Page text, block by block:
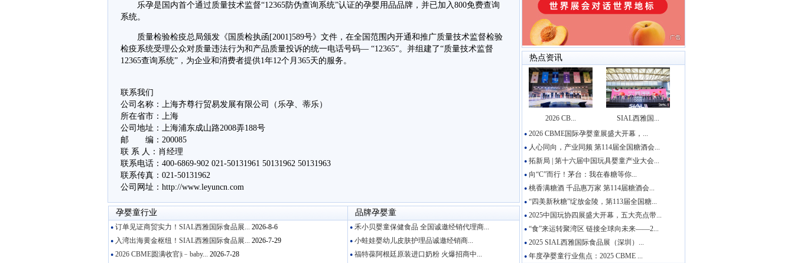
乐孕是国内首个通过质量技术监督“12365防伪查询系统”认证的孕婴用品品牌，并已加入800免费查询
系统。
质量检验检疫总局颁发《国质检执函[2001]589号》文件，在全国范围内开通和推广质量技术监督检验
检疫系统受理公众对质量违法行为和产品质量投诉的统一电话号码— “12365”。并组建了“质量技术监督
12365查询系统”，为企业和消费者提供1年12个月365天的服务。
联系我们
公司名称：上海齐尊行贸易发展有限公司（乐孕、蒂乐）
所在省市：上海
公司地址：上海浦东成山路2008弄188号
邮 编：200085
联 系 人：肖经理
联系电话：400-6869-902 021-50131961 50131962 50131963
联系传真：021-50131962
公司网址：http://www.leyuncn.com
孕婴童行业 品牌孕婴童
●订单见证商贸实力！SIAL西雅国际食品展... 2026-8-6
●入湾出海黄金枢纽！SIAL西雅国际食品展... 2026-7-29
●2026 CBME圆满收官|i﹣baby... 2026-7-28
●禾小贝婴童保健食品 全国诚邀经销代理商...
●小蛙娃婴幼儿皮肤护理品诚邀经销商...
●福特葆阿根廷原装进口奶粉 火爆招商中...
热点资讯
2026 CB... SIAL西雅国...
●2026 CBME国际孕婴童展盛大开幕，...
●人心同向，产业同频 第114届全国糖酒会...
●拓新局 | 第十六届中国玩具婴童产业大会...
●向“C”而行！茅台：我在春糖等你...
●桃香满糖酒 千品惠万家 第114届糖酒会...
●“四美新秋糖”绽放金陵，第113届全国糖...
●2025中国玩协四展盛大开幕，五大亮点带...
●“食”来运转聚湾区 链接全球向未来——2...
●2025 SIAL西雅国际食品展（深圳）...
●年度孕婴童行业焦点：2025 CBME ...